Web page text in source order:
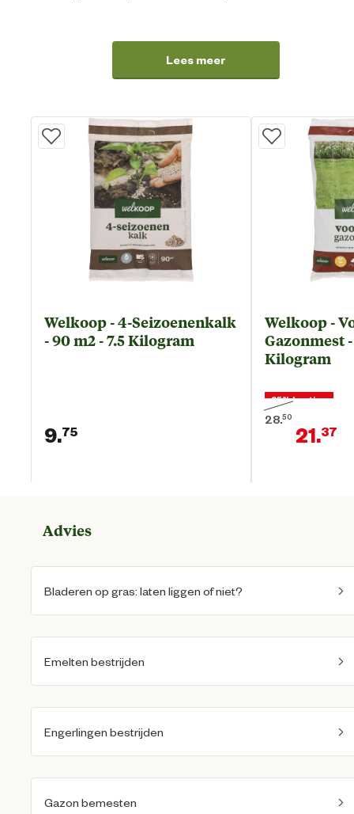
Lees meer
Welkoop - 4-Seizoenenkalk
- 90 m2 - 7.5 Kilogram
9.75
Huidige prijs € 9,75
Welkoop -
Gazonmest -
Kilogram
25% korting
28.50
21.37
Advies
Bladeren op gras: laten liggen of niet?
Emelten bestrijden
Engerlingen bestrijden
Gazon bemesten